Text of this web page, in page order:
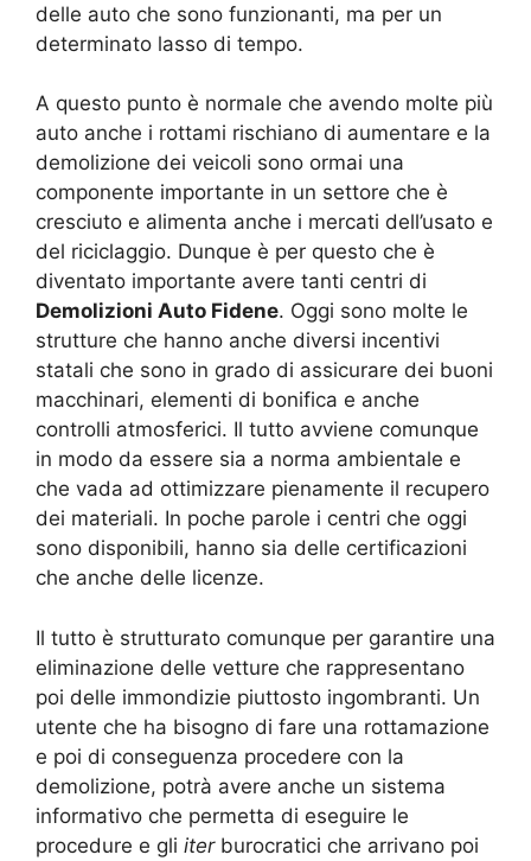
delle auto che sono funzionanti, ma per un
determinato lasso di tempo.
A questo punto è normale che avendo molte più
auto anche i rottami rischiano di aumentare e la
demolizione dei veicoli sono ormai una
componente importante in un settore che è
cresciuto e alimenta anche i mercati dell’usato e
del riciclaggio. Dunque è per questo che è
diventato importante avere tanti centri di
Demolizioni Auto Fidene. Oggi sono molte le
strutture che hanno anche diversi incentivi
statali che sono in grado di assicurare dei buoni
macchinari, elementi di bonifica e anche
controlli atmosferici. Il tutto avviene comunque
in modo da essere sia a norma ambientale e
che vada ad ottimizzare pienamente il recupero
dei materiali. In poche parole i centri che oggi
sono disponibili, hanno sia delle certificazioni
che anche delle licenze.
Il tutto è strutturato comunque per garantire una
eliminazione delle vetture che rappresentano
poi delle immondizie piuttosto ingombranti. Un
utente che ha bisogno di fare una rottamazione
e poi di conseguenza procedere con la
demolizione, potrà avere anche un sistema
informativo che permetta di eseguire le
procedure e gli iterburocratici che arrivano poi